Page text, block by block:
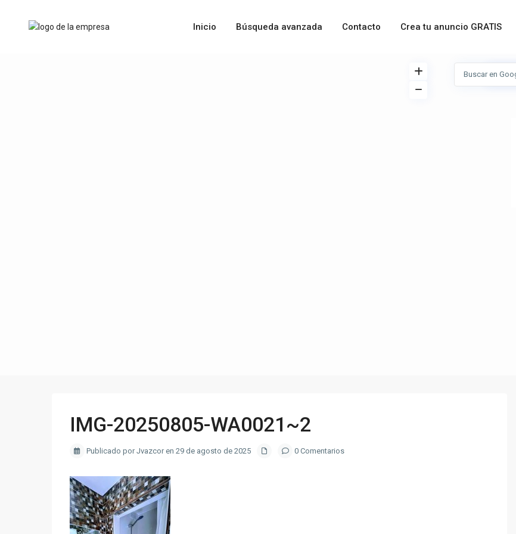
Inicio Búsqueda avanzada Contacto Crea tu anuncio GRATIS
Ver
IMG-20250805-WA0021~2
Publicado por Jvazcor en 29 de agosto de 2025 0 Comentarios